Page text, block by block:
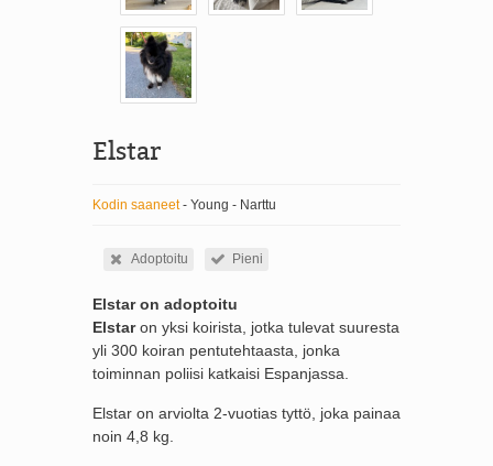
Elstar
Kodin saaneet- Young - Narttu
Adoptoitu Pieni
Elstar on adoptoitu
Elstaron yksi koirista, jotka tulevat suuresta
yli 300 koiran pentutehtaasta, jonka
toiminnan poliisi katkaisi Espanjassa.
Elstar on arviolta 2-vuotias tyttö, joka painaa
noin 4,8 kg.